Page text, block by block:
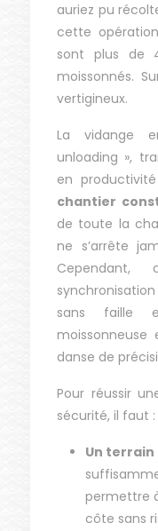
auriez pu
cette
sont plus de
moissonnés.
vertigineux.
La vidange
unloading »,
en
chantier
de toute la
ne s’arrête
sans faille
moissonneuse
danse de
Pour réussir
sécurité, il faut :
Un terrain
permettre
côte sans